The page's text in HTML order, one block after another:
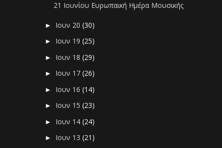
21 Ιουνίου Ευρωπαική Ημέρα Μουσικής
► Ιουν 20(30)
► Ιουν 19(25)
► Ιουν 18(29)
► Ιουν 17(26)
► Ιουν 16(14)
► Ιουν 15(23)
► Ιουν 14(24)
► Ιουν 13(21)